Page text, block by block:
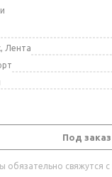
Лента
Под заказ
свяжутся с